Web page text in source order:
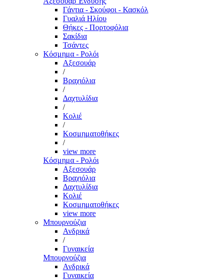
Γάντια - Σκούφοι - Κασκόλ
Γυαλιά Ηλίου
Θήκες - Πορτοφόλια
Σακίδια
Τσάντες
Κόσμημα - Ρολόι
Αξεσουάρ
/
Βραχιόλια
/
Δαχτυλίδια
/
Κολιέ
/
Κοσμηματοθήκες
/
view more
Κόσμημα - Ρολόι
Αξεσουάρ
Βραχιόλια
Δαχτυλίδια
Κολιέ
Κοσμηματοθήκες
view more
Μπουρνούζια
Ανδρικά
/
Γυναικεία
Μπουρνούζια
Ανδρικά
Γυναικεία